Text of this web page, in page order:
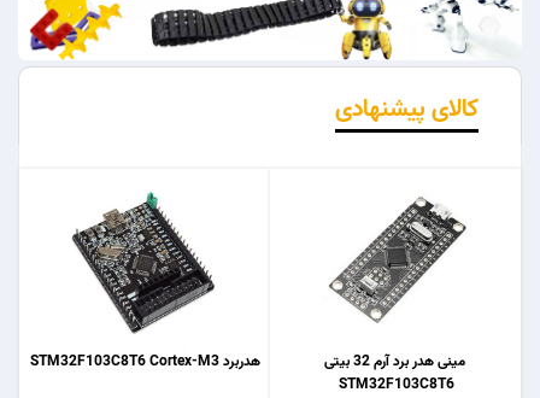
کالای پیشنهادی
هدربرد STM32F103C8T6 Cortex-M3
مینی هدر برد آرم 32 بیتی
STM32F103C8T6